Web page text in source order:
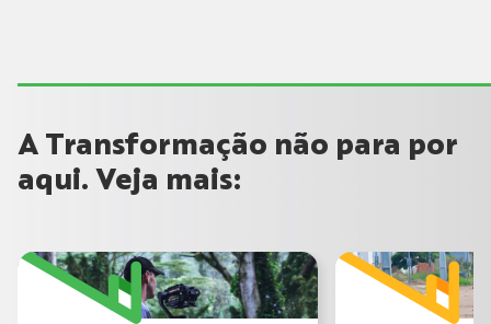
A Transformação não para por
aqui. Veja mais: